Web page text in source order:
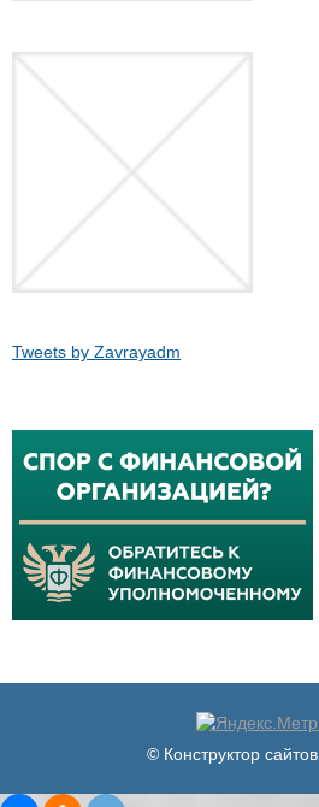
Tweets by Zavrayadm
© Конструктор сайтов